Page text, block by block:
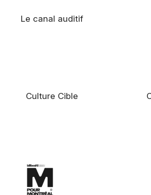
Le canal auditif
Culture Cible